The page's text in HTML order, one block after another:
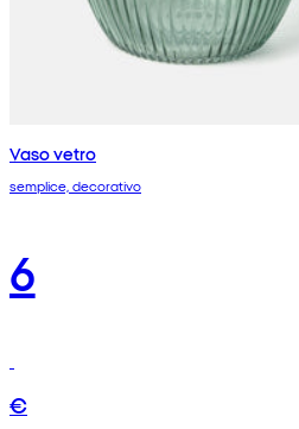
Vaso vetro
semplice, decorativo
6
€